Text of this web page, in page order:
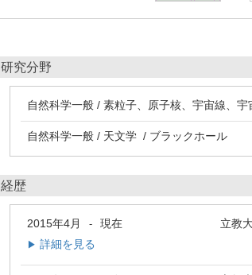
研究分野
自然科学一般 / 素粒子、原子核、宇宙線、
自然科学一般 / 天文学 / ブラックホール
経歴
2015年4月 - 現在 立教
▶ 詳細を見る